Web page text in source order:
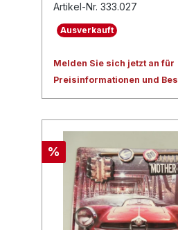
Artikel-Nr. 333.027
Ausverkauft
Melden Sie sich jetzt an für
Preisinformationen und
%